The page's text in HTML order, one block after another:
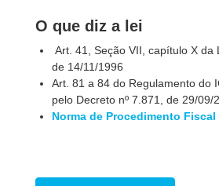
O que diz a lei
Art. 41, Seção VII, capítulo X da
de 14/11/1996
Art. 81 a 84 do Regulamento do
pelo Decreto nº 7.871, de 29/09/
Norma de Procedimento Fiscal